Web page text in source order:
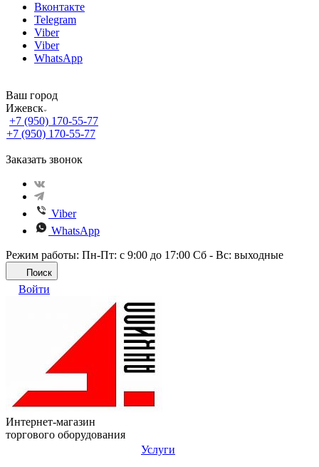
Вконтакте
Telegram
Viber
Viber
WhatsApp
Ваш город
Ижевск
+7 (950) 170-55-77
+7 (950) 170-55-77
Заказать звонок
Viber
WhatsApp
Режим работы: Пн-Пт: с 9:00 до 17:00 Сб - Вс: выходные
Поиск
Войти
Интернет-магазин
торгового оборудования
Услуги